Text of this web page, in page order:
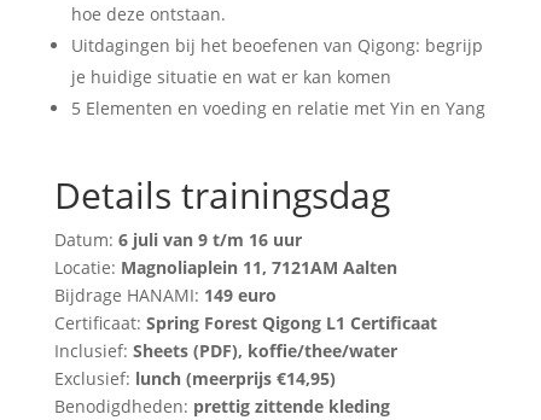
hoe deze ontstaan.
Uitdagingen bij het beoefenen van Qigong: begrijp
je huidige situatie en wat er kan komen
5 Elementen en voeding en relatie met Yin en Yang
Details trainingsdag
Datum: 6 juli van 9 t/m 16 uur
Locatie: Magnoliaplein 11, 7121AM Aalten
Bijdrage HANAMI: 149 euro
Certificaat: Spring Forest Qigong L1 Certificaat
Inclusief: Sheets (PDF), koffie/thee/water
Exclusief: lunch (meerprijs €14,95)
Benodigdheden: prettig zittende kleding